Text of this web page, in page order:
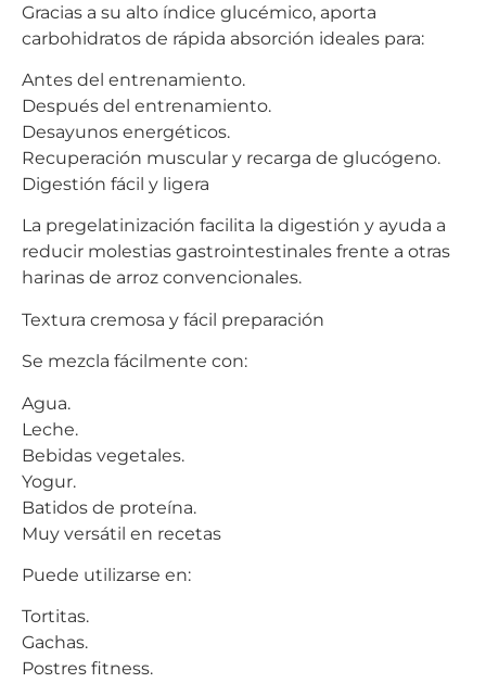
Gracias a su alto índice glucémico, aporta
carbohidratos de rápida absorción ideales para:
Antes del entrenamiento.
Después del entrenamiento.
Desayunos energéticos.
Recuperación muscular y recarga de glucógeno.
Digestión fácil y ligera
La pregelatinización facilita la digestión y ayuda a
reducir molestias gastrointestinales frente a otras
harinas de arroz convencionales.
Textura cremosa y fácil preparación
Se mezcla fácilmente con:
Agua.
Leche.
Bebidas vegetales.
Yogur.
Batidos de proteína.
Muy versátil en recetas
Puede utilizarse en:
Tortitas.
Gachas.
Postres fitness.